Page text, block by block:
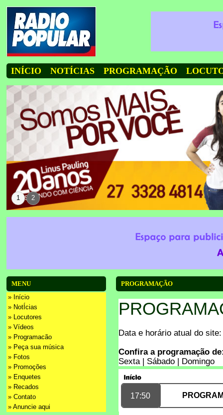
INÍCIO NOTÍCIAS PROGRAMAÇÃO
1 2
MENU
» Início
» NotÍcias
» Locutores
» Vídeos
» Programacão
» Peça sua música
» Fotos
» Promoções
» Enquetes
» Recados
» Contato
» Anuncie aqui
PROGRAMAÇÃO
Data e horário atual do
Confira a programação
Sexta | Sábado | Domingo
17:50